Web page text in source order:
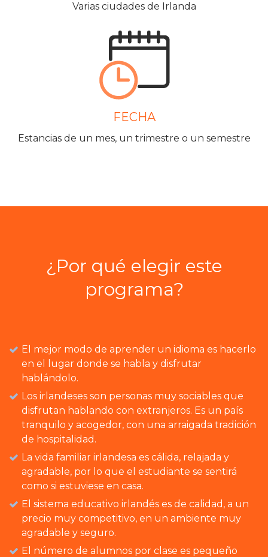
Varias ciudades de Irlanda
FECHA
Estancias de un mes, un trimestre o un semestre
¿Por qué elegir este
programa?
El mejor modo de aprender un idioma es hacerlo
en el lugar donde se habla y disfrutar
hablándolo.
Los irlandeses son personas muy sociables que
disfrutan hablando con extranjeros. Es un país
tranquilo y acogedor, con una arraigada tradición
de hospitalidad.
La vida familiar irlandesa es cálida, relajada y
agradable, por lo que el estudiante se sentirá
como si estuviese en casa.
El sistema educativo irlandés es de calidad, a un
precio muy competitivo, en un ambiente muy
agradable y seguro.
El número de alumnos por clase es pequeño